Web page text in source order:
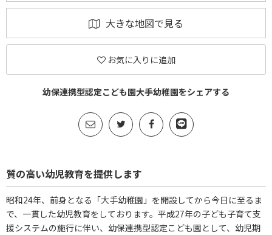
大きな地図で見る
お気に入りに追加
幼保連携型認定こども園大手幼稚園をシェアする
質の高い幼児教育を提供します
昭和24年、前身となる「大手幼稚園」を開設してから今日に至るま
で、一貫した幼児教育をしております。平成27年の子ども子育て支
援システムの施行に伴い、幼保連携型認定こども園として、幼児期